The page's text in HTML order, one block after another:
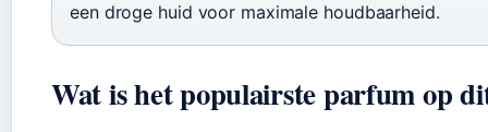
een droge huid voor maximale houdbaarheid.
Wat is het populairste parfum op